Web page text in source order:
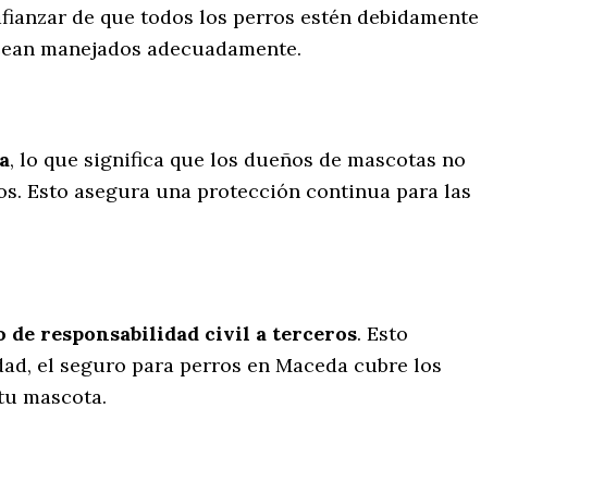
de que todos los perros estén debidamente
manejados adecuadamente.
, lo que significa que los dueños de mascotas no
. Esto asegura una protección continua para las
de responsabilidad civil a terceros. Esto
el seguro para perros en Maceda cubre los
mascota.